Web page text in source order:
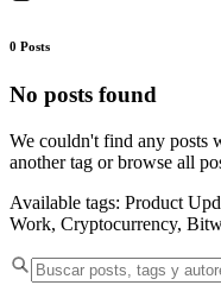
0 Posts
No posts found
We couldn't find any posts
another tag or browse all
Available tags: Product
Work, Cryptocurrency,